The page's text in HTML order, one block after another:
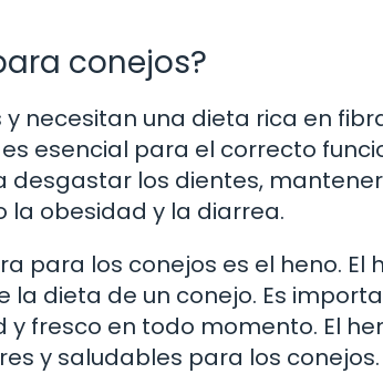
conejos?
necesitan una dieta rica en
esencial para el correcto
desgastar los dientes,
obesidad y la diarrea.
para los conejos es el heno. El
dieta de un conejo. Es
fresco en todo momento. El
y saludables para los conejos.